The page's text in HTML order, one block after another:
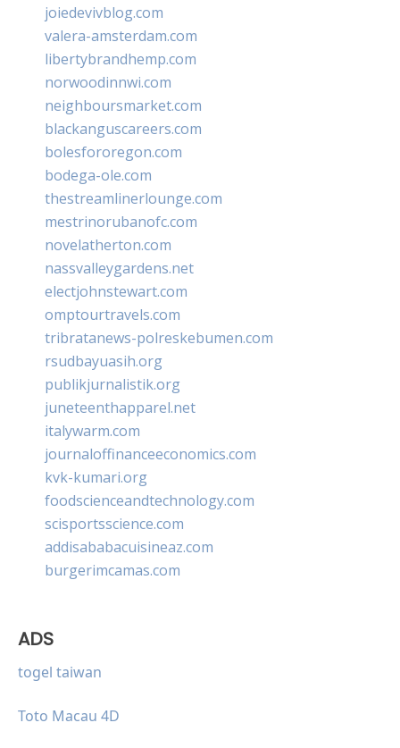
joiedevivblog.com
valera-amsterdam.com
libertybrandhemp.com
norwoodinnwi.com
neighboursmarket.com
blackanguscareers.com
bolesfororegon.com
bodega-ole.com
thestreamlinerlounge.com
mestrinorubanofc.com
novelatherton.com
nassvalleygardens.net
electjohnstewart.com
omptourtravels.com
tribratanews-polreskebumen.com
rsudbayuasih.org
publikjurnalistik.org
juneteenthapparel.net
italywarm.com
journaloffinanceeconomics.com
kvk-kumari.org
foodscienceandtechnology.com
scisportsscience.com
addisababacuisineaz.com
burgerimcamas.com
ADS
togel taiwan
Toto Macau 4D